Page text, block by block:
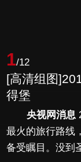
1/12
[高清组图
得堡
央视网消息
最火的旅行路线
备受瞩目。没到